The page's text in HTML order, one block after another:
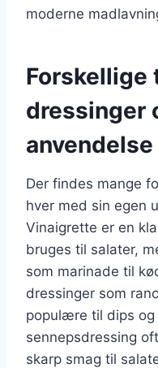
moderne
Forskellige
dressinger
anvendelse
Der findes mange
hver med sin egen
Vinaigrette er en
bruges til salater,
som marinade til
dressinger som
populære til dips og
sennepsdressing
skarp smag til